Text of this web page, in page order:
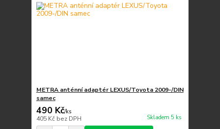
METRA anténní adaptér LEXUS/Toyota 2009-/DIN
samec
490 Kč/ks
405 Kč bez DPH Skladem 5 ks